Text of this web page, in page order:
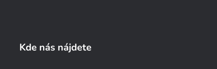
Kde nás nájdete